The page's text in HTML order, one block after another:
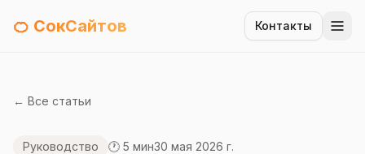
🍊 СокСайтов Контакты
← Все статьи
Руководство 🕐 5 мин30 мая 2026 г.